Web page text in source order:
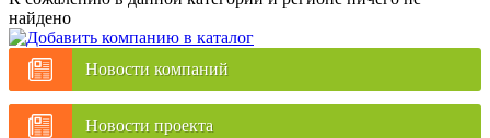
найдено
Новости компаний
Новости проекта